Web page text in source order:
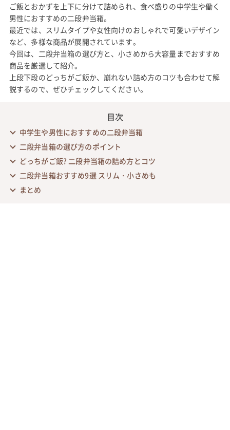
ご飯とおかずを上下に分けて詰められ、食べ盛りの中学生や働く
男性におすすめの二段弁当箱。
最近では、スリムタイプや女性向けのおしゃれで可愛いデザイン
など、多様な商品が展開されています。
今回は、二段弁当箱の選び方と、小さめから大容量までおすすめ
商品を厳選して紹介。
上段下段のどっちがご飯か、崩れない詰め方のコツも合わせて解
説するので、ぜひチェックしてください。
目次
中学生や男性におすすめの二段弁当箱
二段弁当箱の選び方のポイント
どっちがご飯? 二段弁当箱の詰め方とコツ
二段弁当箱おすすめ9選 スリム・小さめも
まとめ